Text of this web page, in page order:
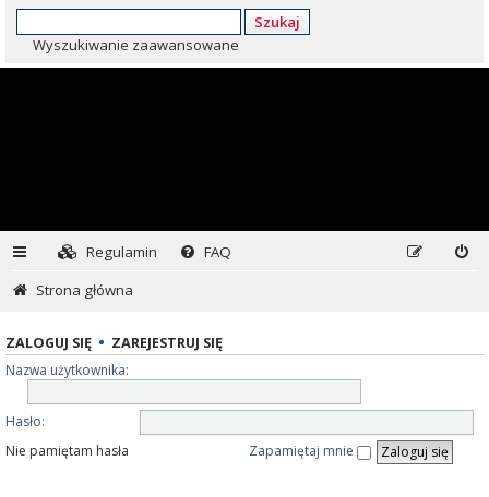
Szukaj
Wyszukiwanie zaawansowane
Regulamin
FAQ
Strona główna
ZALOGUJ SIĘ • ZAREJESTRUJ SIĘ
Nazwa użytkownika:
Hasło:
Nie pamiętam hasła
Zapamiętaj mnie